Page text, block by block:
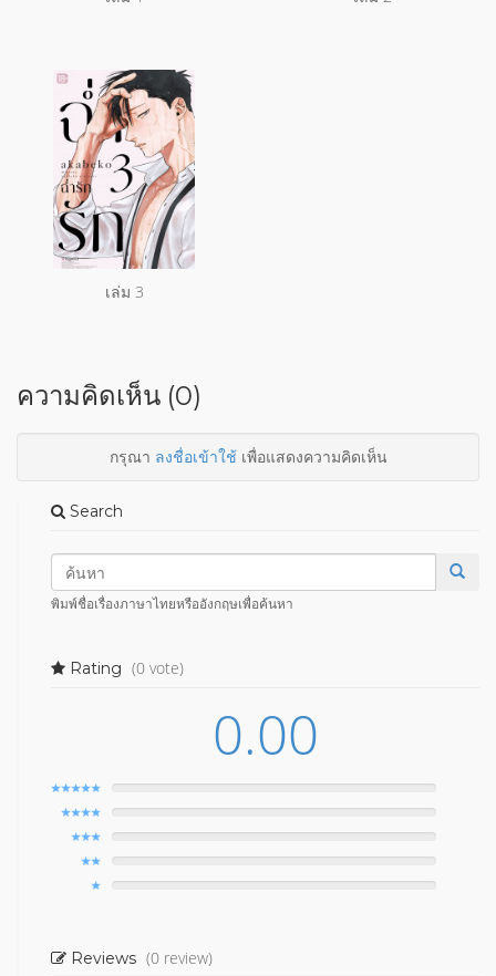
เล่ม 3
ความคิดเห็น (0)
กรุณา ลงชื่อเข้าใช้เพื่อแสดงความคิดเห็น
Search
พิมพ์ชื่อเรื่องภาษาไทยหรืออังกฤษเพื่อค้นหา
Rating (0 vote)
0.00
Reviews (0 review)